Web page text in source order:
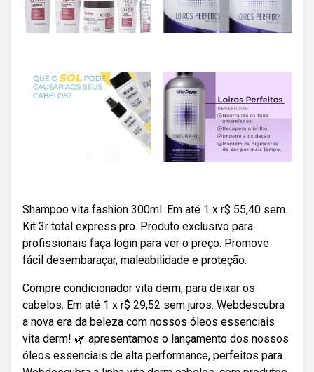
Shampoo vita fashion 300ml. Em até 1 x r$ 55,40 sem.
Kit 3r total express pro. Produto exclusivo para
profissionais faça login para ver o preço. Promove
fácil desembaraçar, maleabilidade e proteção.
Compre condicionador vita derm, para deixar os
cabelos. Em até 1 x r$ 29,52 sem juros. Webdescubra
a nova era da beleza com nossos óleos essenciais
vita derm! 🌿 apresentamos o lançamento dos nossos
óleos essenciais de alta performance, perfeitos para.